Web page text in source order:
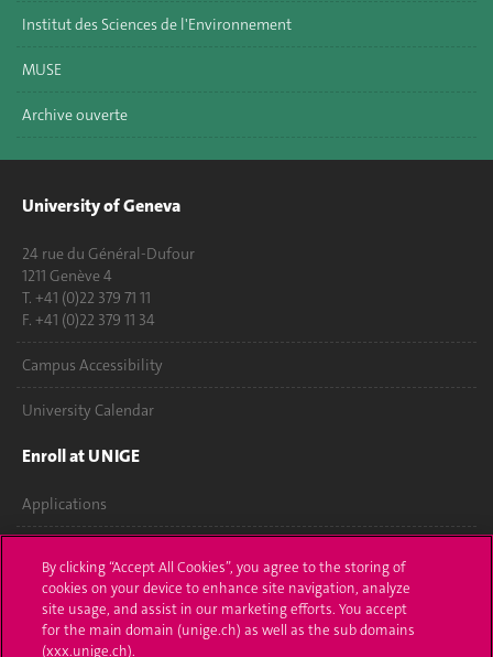
Institut des Sciences de l'Environnement
MUSE
Archive ouverte
University of Geneva
24 rue du Général-Dufour
1211 Genève 4
T. +41 (0)22 379 71 11
F. +41 (0)22 379 11 34
Campus Accessibility
University Calendar
Enroll at UNIGE
Applications
Ask a question
Contact
By clicking “Accept All Cookies”, you agree to the storing of
cookies on your device to enhance site navigation, analyze
site usage, and assist in our marketing efforts. You accept
for the main domain (unige.ch) as well as the sub domains
(xxx.unige.ch).